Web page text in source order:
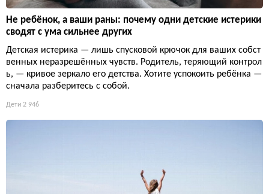
Не ребёнок, а ваши раны: почему одни детские истерики
сводят с ума сильнее других
Детская истерика — лишь спусковой крючок для ваших собст
венных неразрешённых чувств. Родитель, теряющий контрол
ь, — кривое зеркало его детства. Хотите успокоить ребёнка —
сначала разберитесь с собой.
Дети 2 946